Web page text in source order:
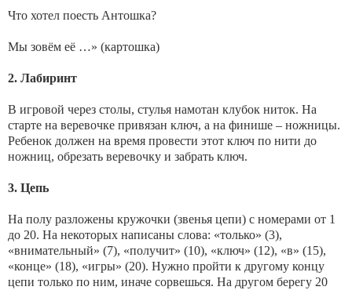
Что хотел поесть Антошка?
Мы зовём её …» (картошка)
2. Лабиринт
В игровой через столы, стулья намотан клубок ниток. На
старте на веревочке привязан ключ, а на финише – ножницы.
Ребенок должен на время провести этот ключ по нити до
ножниц, обрезать веревочку и забрать ключ.
3. Цепь
На полу разложены кружочки (звенья цепи) с номерами от 1
до 20. На некоторых написаны слова: «только» (3),
«внимательный» (7), «получит» (10), «ключ» (12), «в» (15),
«конце» (18), «игры» (20). Нужно пройти к другому концу
цепи только по ним, иначе сорвешься. На другом берегу 20